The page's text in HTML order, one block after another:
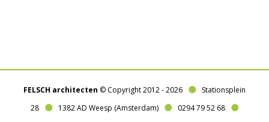
FELSCH architecten © Copyright 2012 -2026
Stationsplein
28
1382 AD Weesp (Amsterdam)
0294 79 52 68